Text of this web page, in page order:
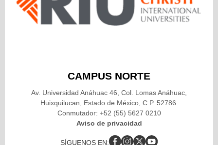
Managerial Discretion Across Industries: A Multimethod
Approach".
Academy of Management Journal, 38(5), 1427-
Sustainable Compensation Policy, Carbon Performance and
https://doi.org/10.1111/1467-8551.12395
https://doi.org/10.1111/1467-8551.12395
"Corporate Carbon Accounting: A Literature Review of
CAMPUS NORTE
Av. Universidad Anáhuac 46, Col. Lomas Anáhuac,
Huixquilucan, Estado de México, C.P. 52786.
Conmutador: +52 (55) 5627 0210
Aviso de privacidad
SÍGUENOS EN: